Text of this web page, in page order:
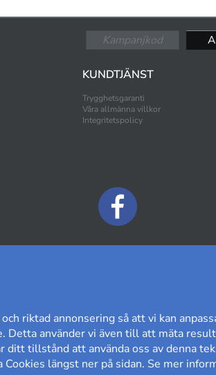
KUNDTJÄNST
Trygghetsgaranti
Våra allmänna villkor
Integritetspolicy
riktad annonsering så att vi kan
använder vi även till att mäta
ditt tillstånd att använda oss av denna
längst ner på sidan. Se mer